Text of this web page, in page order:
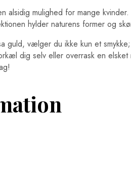
alsidig mulighed for mange
hylder naturens former og
vælger du ikke kun et
dig selv eller overrask en